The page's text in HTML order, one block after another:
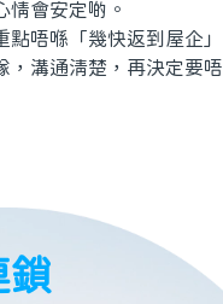
情會安定啲。
唔喺「幾快返到屋企
，溝通清楚，再決定要
鎖